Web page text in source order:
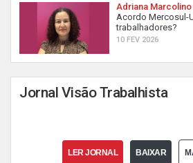
Adriana Marcolino
Acordo Mercosul-
trabalhadores?
10 FEV 2026
Jornal Visão Trabalhista
LER JORNAL BAIXAR